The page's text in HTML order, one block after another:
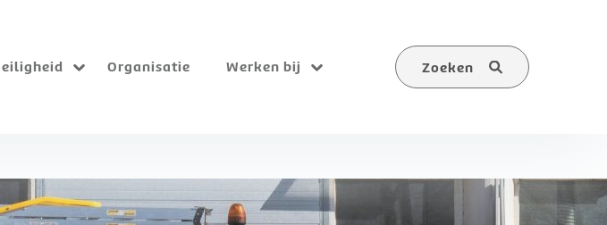
Submenu
Organisatie Werken bij
Submenu
Zoeken
Zoeken